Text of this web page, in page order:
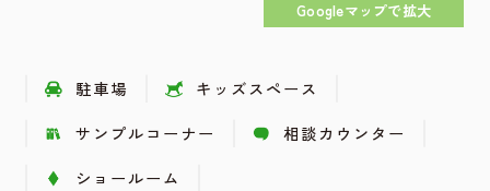
Googleマップで拡大
駐車場
キッズスペース
サンプルコーナー
相談カウンター
ショールーム